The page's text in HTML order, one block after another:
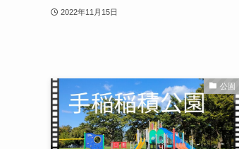
2022年11月15日
公園